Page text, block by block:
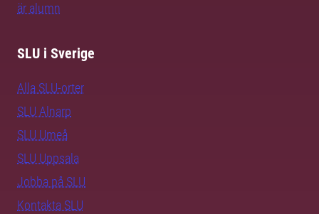
är alumn
SLU i Sverige
Alla SLU-orter
SLU Alnarp
SLU Umeå
SLU Uppsala
Jobba på SLU
Kontakta SLU